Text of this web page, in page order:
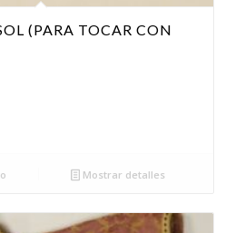
(PARA TOCAR CON
Mostrar detalles